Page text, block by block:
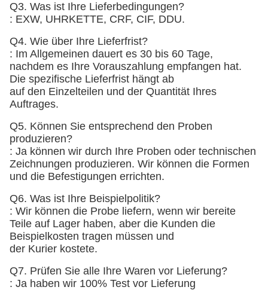
Q3. Was ist Ihre Lieferbedingungen?
: EXW, UHRKETTE, CRF, CIF, DDU.
Q4. Wie über Ihre Lieferfrist?
: Im Allgemeinen dauert es 30 bis 60 Tage,
nachdem es Ihre Vorauszahlung empfangen hat.
Die spezifische Lieferfrist hängt ab
auf den Einzelteilen und der Quantität Ihres
Auftrages.
Q5. Können Sie entsprechend den Proben
produzieren?
: Ja können wir durch Ihre Proben oder technischen
Zeichnungen produzieren. Wir können die Formen
und die Befestigungen errichten.
Q6. Was ist Ihre Beispielpolitik?
: Wir können die Probe liefern, wenn wir bereite
Teile auf Lager haben, aber die Kunden die
Beispielkosten tragen müssen und
der Kurier kostete.
Q7. Prüfen Sie alle Ihre Waren vor Lieferung?
: Ja haben wir 100% Test vor Lieferung